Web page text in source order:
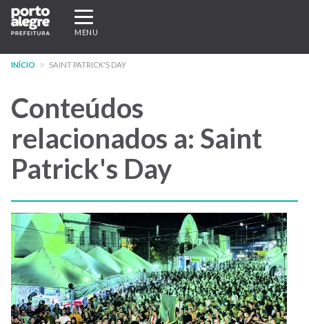
Pular
para
conteúdo
Expandir/recolher
navegação
MENU
INÍCIO SAINT PATRICK'S DAY
Conteúdos
relacionados a: Saint
Patrick's Day